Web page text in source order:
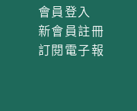
會員登入
新會員註冊
訂閱電子報